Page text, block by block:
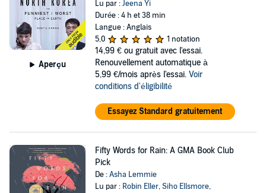
Aperçu
Lu par :Jeena Yi
Durée : 4 h et 38 min
Langue : Anglais
5,0
1 notation
14,99 € ou gratuit avec l'essai.
Renouvellement automatique à
5,99 €/mois après l'essai. Voir
conditions d'éligibilité
Essayez Standard gratuitement
Fifty Words for Rain: A GMA Book Club
Pick
De :Asha Lemmie
Lu par : Robin Eller,Siho Ellsmore,